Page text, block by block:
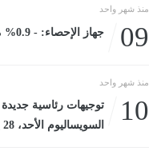
منذ شهر واحد
09 جهاز الإحصاء: - 0.9% معدل التضخم الشهرى لشهر يونيو 2026
منذ شهر واحد
10
توجيهات رئاسية
السويساليوم الأحد، 28 يونيو 2026 01:52 مـ